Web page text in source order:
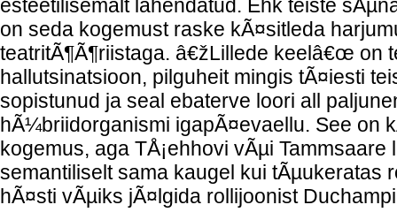
esteetilisemalt lahendatud. Ehk teiste
on seda kogemust raske kÃ¤sitleda
teatritÃ¶Ã¶riistaga. â€žLillede keelâ€œ on
hallutsinatsioon, pilguheit mingis tÃ¤iesti
sopistunud ja seal ebaterve loori all
hÃ¼briidorganismi igapÃ¤evaellu. See on
kogemus, aga TÅ¡ehhovi vÃµi Tammsaare
semantiliselt sama kaugel kui tÃµukeratas
hÃ¤sti vÃµiks jÃ¤lgida rollijoonist